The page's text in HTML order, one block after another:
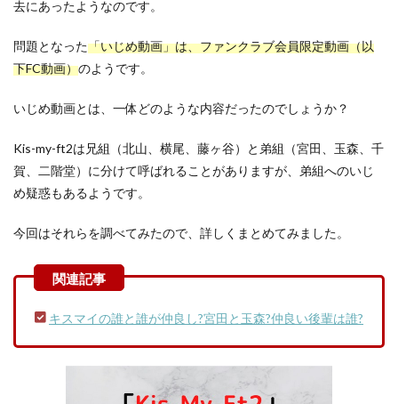
去にあったようなのです。
問題となった「いじめ動画」は、ファンクラブ会員限定動画（以
下FC動画）のようです。
いじめ動画とは、一体どのような内容だったのでしょうか？
Kis-my-ft2は兄組（北山、横尾、藤ヶ谷）と弟組（宮田、玉森、千
賀、二階堂）に分けて呼ばれることがありますが、弟組へのいじ
め疑惑もあるようです。
今回はそれらを調べてみたので、詳しくまとめてみました。
キスマイの誰と誰が仲良し?宮田と玉森?仲良い後輩は誰?